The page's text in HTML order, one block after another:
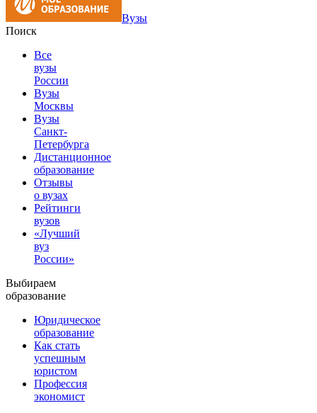
Вузы
Поиск
Все
вузы
России
Вузы
Москвы
Вузы
Санкт-
Петербурга
Дистанционное
образование
Отзывы
о вузах
Рейтинги
вузов
«Лучший
вуз
России»
Выбираем
образование
Юридическое
образование
Как стать
успешным
юристом
Профессия
экономист